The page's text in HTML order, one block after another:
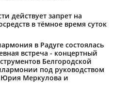
действует запрет на
в тёмное время суток
в Радуге состоялась
встреча - концертный
Белгородской
под руководством
Юрия Меркулова и